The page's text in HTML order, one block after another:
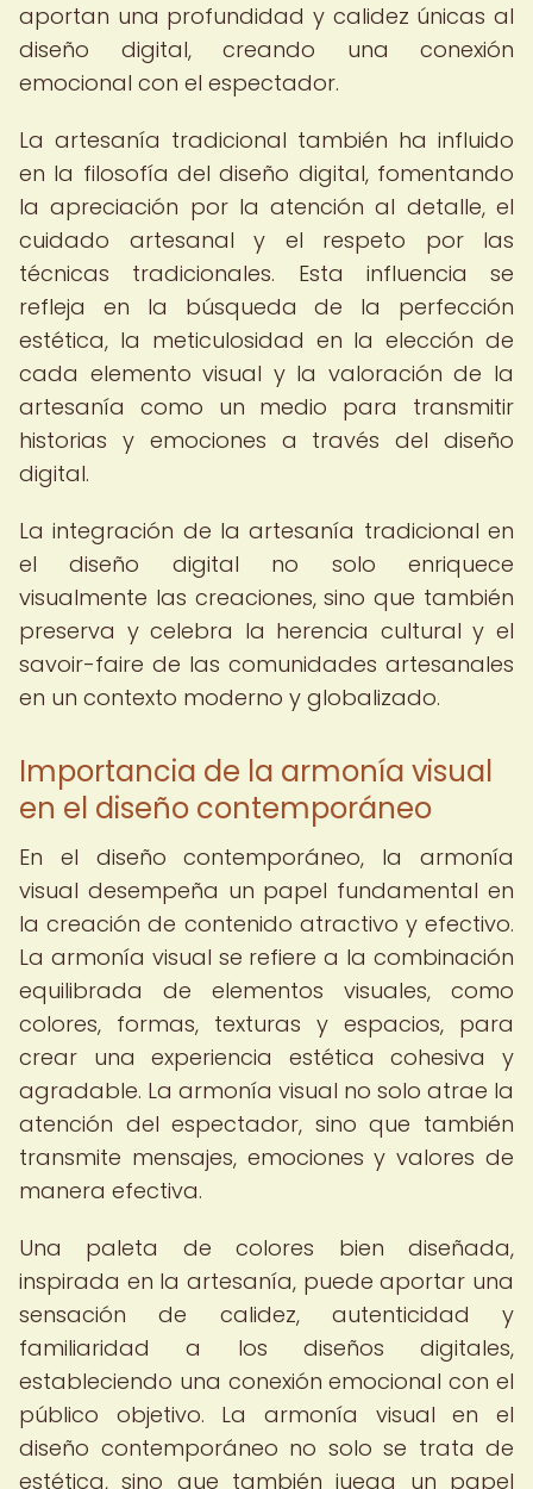
aportan una profundidad y calidez únicas al
diseño digital, creando una conexión
emocional con el espectador.
La artesanía tradicional también ha influido
en la filosofía del diseño digital, fomentando
la apreciación por la atención al detalle, el
cuidado artesanal y el respeto por las
técnicas tradicionales. Esta influencia se
refleja en la búsqueda de la perfección
estética, la meticulosidad en la elección de
cada elemento visual y la valoración de la
artesanía como un medio para transmitir
historias y emociones a través del diseño
digital.
La integración de la artesanía tradicional en
el diseño digital no solo enriquece
visualmente las creaciones, sino que también
preserva y celebra la herencia cultural y el
savoir-faire de las comunidades artesanales
en un contexto moderno y globalizado.
Importancia de la armonía visual
en el diseño contemporáneo
En el diseño contemporáneo, la armonía
visual desempeña un papel fundamental en
la creación de contenido atractivo y efectivo.
La armonía visual se refiere a la combinación
equilibrada de elementos visuales, como
colores, formas, texturas y espacios, para
crear una experiencia estética cohesiva y
agradable. La armonía visual no solo atrae la
atención del espectador, sino que también
transmite mensajes, emociones y valores de
manera efectiva.
Una paleta de colores bien diseñada,
inspirada en la artesanía, puede aportar una
sensación de calidez, autenticidad y
familiaridad a los diseños digitales,
estableciendo una conexión emocional con el
público objetivo. La armonía visual en el
diseño contemporáneo no solo se trata de
estética, sino que también juega un papel